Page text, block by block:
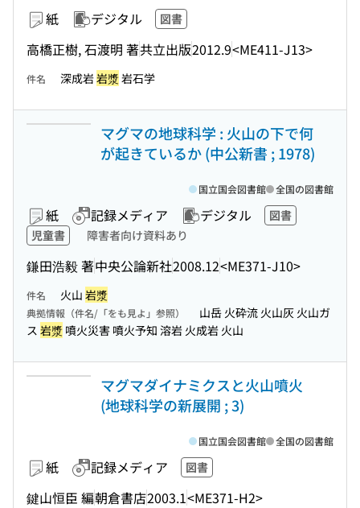
紙 デジタル 図書
高橋正樹, 石渡明 著共立出版2012.9<ME411-J13>
件名 深成岩岩漿 岩石学
マグマの地球科学 : 火山の下で何
が起きているか (中公新書 ; 1978)
紙 記録メディア デジタル
図書
児童書
障害者向け資料あり
鎌田浩毅 著中央公論新社2008.12<ME371-J10>
国立国会図書館 全国の図書館
件名 火山 岩漿
典拠情報（件名/「をも見よ」参照）
山岳 火砕流 火山灰 火山ガ
ス 岩漿 噴火災害 噴火予知 溶岩 火成岩 火山
マグマダイナミクスと火山噴火
(地球科学の新展開 ; 3)
紙 記録メディア 図書
鍵山恒臣 編朝倉書店2003.1<ME371-H2>
国立国会図書館 全国の図書館